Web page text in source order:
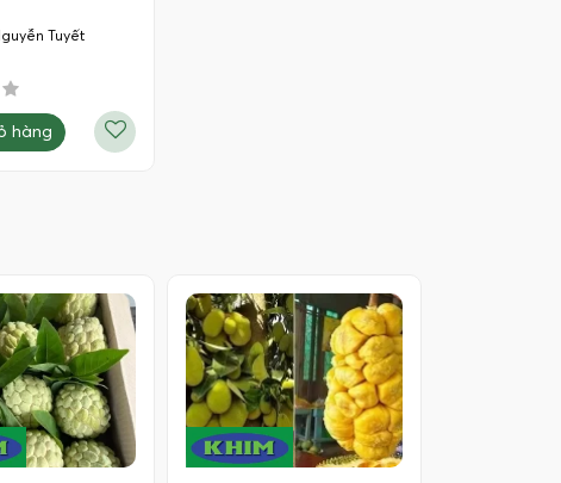
Tuyết
hàng